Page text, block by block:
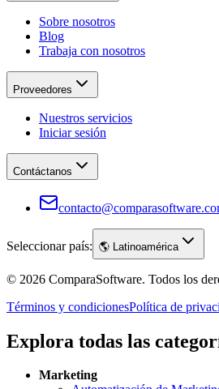
Sobre nosotros
Blog
Trabaja con nosotros
Proveedores
Nuestros servicios
Iniciar sesión
Contáctanos
Seleccionar país: 🌎 Latinoamérica
© 2026 ComparaSoftware. Todos los
Términos y condicionesPolítica de
Explora todas las
Marketing